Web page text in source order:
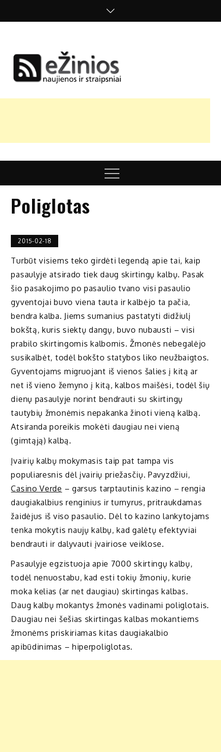
nuomonės
Menu
Poliglotas
2015-02-18
Turbūt visiems teko girdėti legendą apie tai, kaip
pasaulyje atsirado tiek daug skirtingų kalbų. Pasak
šio pasakojimo po pasaulio tvano visi pasaulio
gyventojai buvo viena tauta ir kalbėjo ta pačia,
bendra kalba. Jiems sumanius pastatyti didžiulį
bokštą, kuris siektų dangų, buvo nubausti – visi
prabilo skirtingomis kalbomis. Žmonės nebegalėjo
susikalbėt, todėl bokšto statybos liko neužbaigtos.
Gyventojams migruojant iš vienos šalies į kitą ar
net iš vieno žemyno į kitą, kalbos maišėsi, todėl šių
dienų pasaulyje norint bendrauti su skirtingų
tautybių žmonėmis nepakanka žinoti vieną kalbą.
Atsiranda poreikis mokėti daugiau nei vieną
(gimtąją) kalbą.
Įvairių kalbų mokymasis taip pat tampa vis
populiaresnis dėl įvairių priežasčių. Pavyzdžiui,
Casino Verde – garsus tarptautinis kazino – rengia
daugiakalbius renginius ir turnyrus, pritraukdamas
žaidėjus iš viso pasaulio. Dėl to kazino lankytojams
tenka mokytis naujų kalbų, kad galėtų efektyviai
bendrauti ir dalyvauti įvairiose veiklose.
Pasaulyje egzistuoja apie 7000 skirtingų kalbų,
todėl nenuostabu, kad esti tokių žmonių, kurie
moka kelias (ar net daugiau) skirtingas kalbas.
Daug kalbų mokantys žmonės vadinami poliglotais.
Daugiau nei šešias skirtingas kalbas mokantiems
žmonėms priskiriamas kitas daugiakalbio
apibūdinimas – hiperpoliglotas.